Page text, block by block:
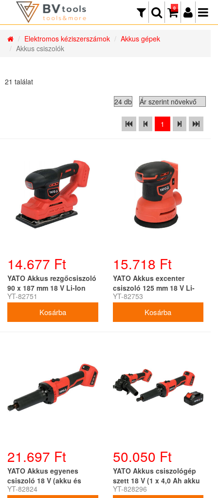
0
Elektromos kéziszerszámok
Akkus gépek
Akkus csiszolók
21 találat
1
14.677 Ft
YATO Akkus rezgőcsiszoló
90 x 187 mm 18 V Li-Ion
(akku és töltő nélkül)
YT-82751
15.718 Ft
YATO Akkus excenter
csiszoló 125 mm 18 V Li-
Ion (akku és töltő nélkül)
YT-82753
21.697 Ft
YATO Akkus egyenes
csiszoló 18 V (akku és
töltő nélkül)
YT-82824
50.050 Ft
YATO Akkus csiszológép
szett 18 V (1 x 4,0 Ah akku
+ töltő)(egyenes és
YT-828296